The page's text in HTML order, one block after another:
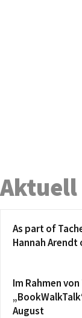
Aktuell
As part of
Hannah Arendt
Im Rahmen
August